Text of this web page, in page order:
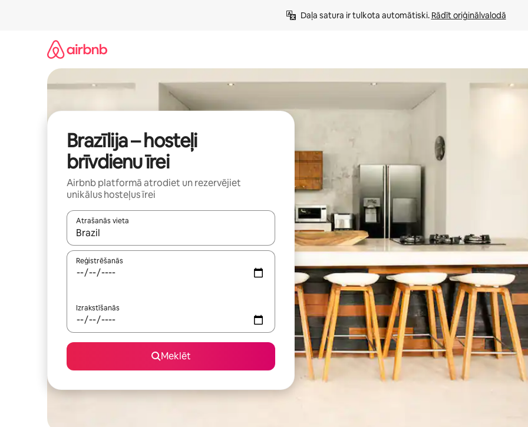
Daļa satura ir tulkota automātiski. Rādīt oriģinālvalodā
Brazīlija – hosteļi
brīvdienu īrei
Airbnb platformā atrodiet un rezervējiet
unikālus hosteļus īrei
Atrašanās vieta
Kad rezultāti kļūs pieejami, izmantojiet bultiņu uz augšu un uz leju vai izpētiet tos, pieskaroties ekrānam vai pavelkot pa
Reģistrēšanās
Izrakstīšanās
Meklēt